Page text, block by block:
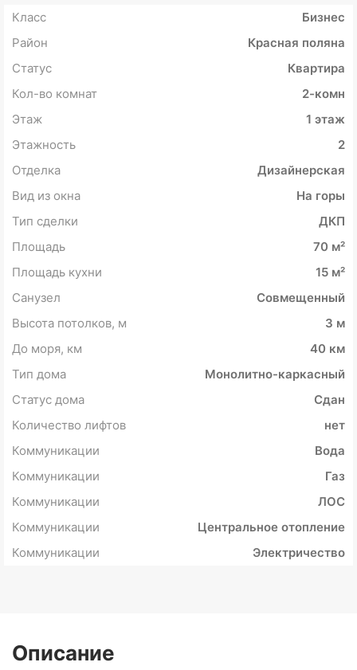
Класс
Бизнес
Район
Красная поляна
Статус
Квартира
Кол-во комнат
2-комн
Этаж
1 этаж
Этажность
2
Отделка
Дизайнерская
Вид из окна
На горы
Тип сделки
ДКП
Площадь
70 м²
Площадь кухни
15 м²
Санузел
Совмещенный
Высота потолков, м
3 м
До моря, км
40 км
Тип дома
Монолитно-каркасный
Статус дома
Сдан
Количество лифтов
нет
Коммуникации
Вода
Коммуникации
Газ
Коммуникации
ЛОС
Коммуникации
Центральное отопление
Коммуникации
Электричество
Описание